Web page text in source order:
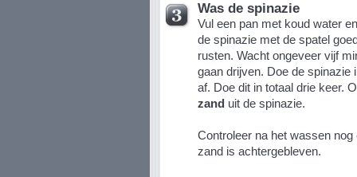
Was de spinazie
Vul een pan met koud water
de spinazie met de spatel
rusten. Wacht ongeveer vijf
gaan drijven. Doe de spinazie
af. Doe dit in totaal drie keer.
zand uit de spinazie.
Controleer na het wassen
zand is achtergebleven.